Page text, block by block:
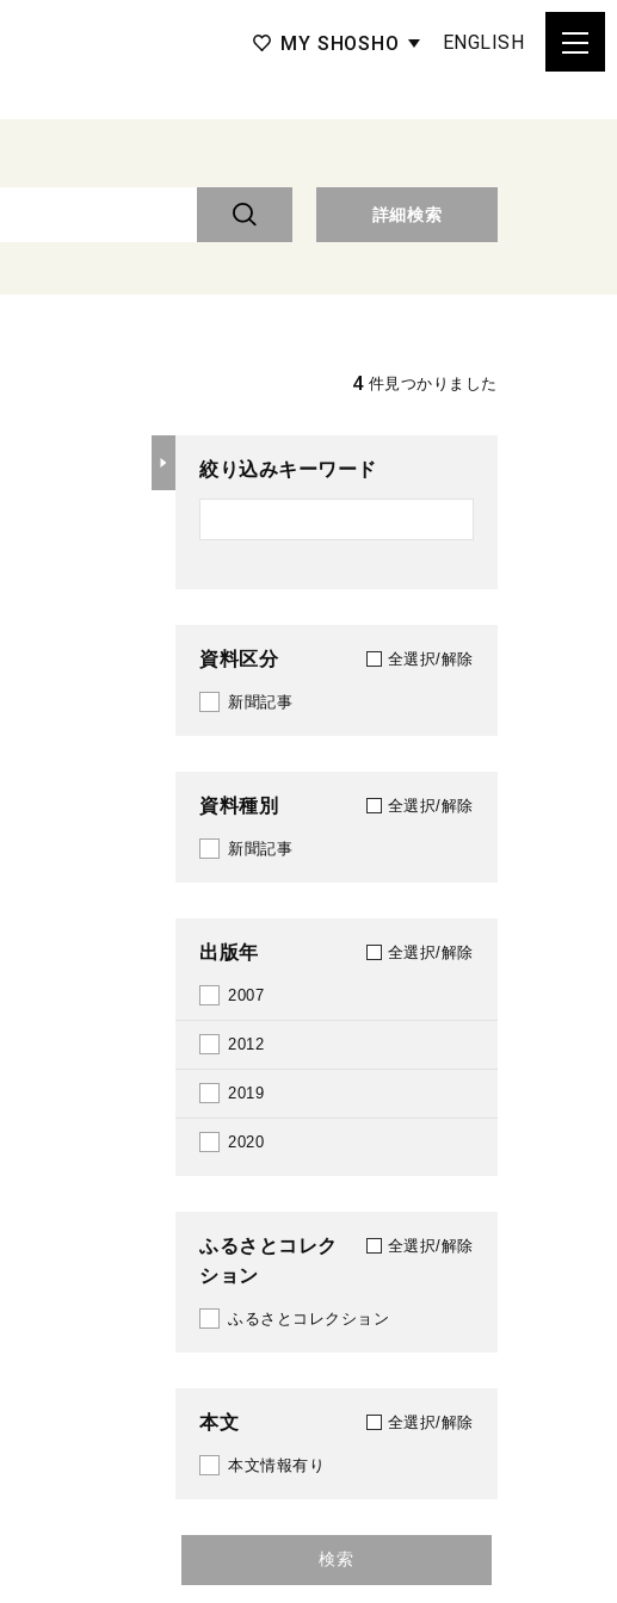
MY SHOSHO ENGLISH
詳細検索
4 件見つかりました
絞り込みキーワード
資料区分 全選択/解除
新聞記事
資料種別 全選択/解除
新聞記事
出版年 全選択/解除
2007
2012
2019
2020
ふるさとコレク
ション
全選択/解除
ふるさとコレクション
本文 全選択/解除
本文情報有り
検索